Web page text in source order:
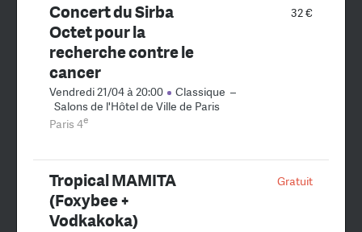
32 €
Concert du Sirba
Octet pour la
recherche contre le
cancer
Vendredi 21/04 à 20:00 Classique –
Salons de l'Hôtel de Ville de Paris
Paris 4e
Gratuit
Tropical MAMITA
(Foxybee +
Vodkakoka)